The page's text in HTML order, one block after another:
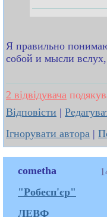
Я правильно
собой и мысли
2 відвідувача
Відповісти |
Ігнорувати автора |
cometha
"Робесп'єр"
ЛЕВФ